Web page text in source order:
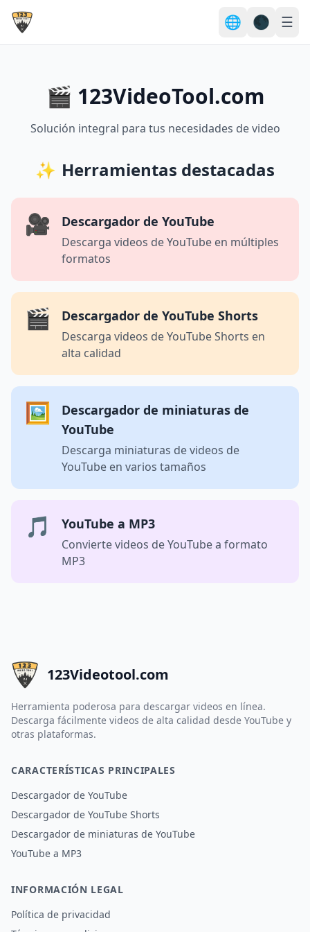
🌐 🌑 ☰
🎬 123VideoTool.com
Solución integral para tus necesidades de video
✨ Herramientas destacadas
🎥 Descargador de YouTube
Descarga videos de YouTube en múltiples
formatos
🎬 Descargador de YouTube Shorts
Descarga videos de YouTube Shorts en
alta calidad
🖼️
Descargador de miniaturas de
YouTube
Descarga miniaturas de videos de
YouTube en varios tamaños
🎵 YouTube a MP3
Convierte videos de YouTube a formato
MP3
123Videotool.com
Herramienta poderosa para descargar videos en línea.
Descarga fácilmente videos de alta calidad desde YouTube y
otras plataformas.
CARACTERÍSTICAS PRINCIPALES
Descargador de YouTube
Descargador de YouTube Shorts
Descargador de miniaturas de YouTube
YouTube a MP3
INFORMACIÓN LEGAL
Política de privacidad